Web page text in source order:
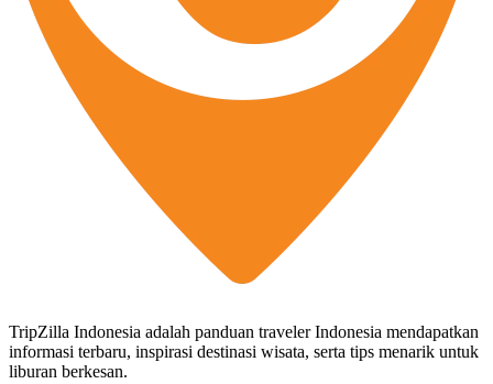
TripZilla Indonesia adalah panduan traveler Indonesia mendapatkan
informasi terbaru, inspirasi destinasi wisata, serta tips menarik untuk
liburan berkesan.